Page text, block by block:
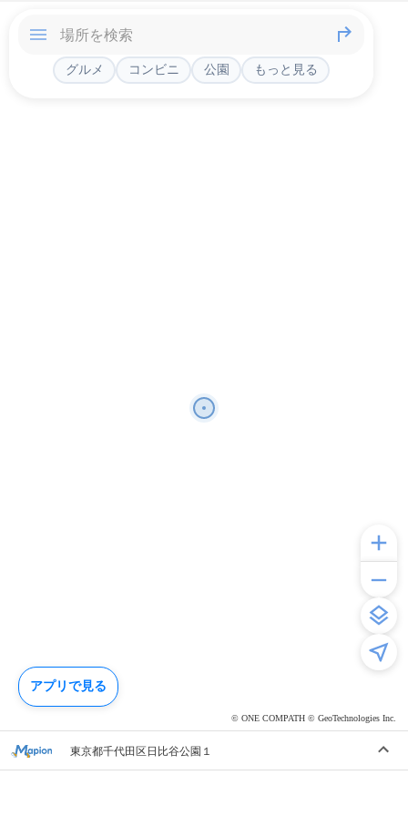
© ONE COMPATH © GeoTechnologies Inc.
グルメ コンビニ 公園 もっと見る
東京都千代田区日比谷公園１
アプリで見る